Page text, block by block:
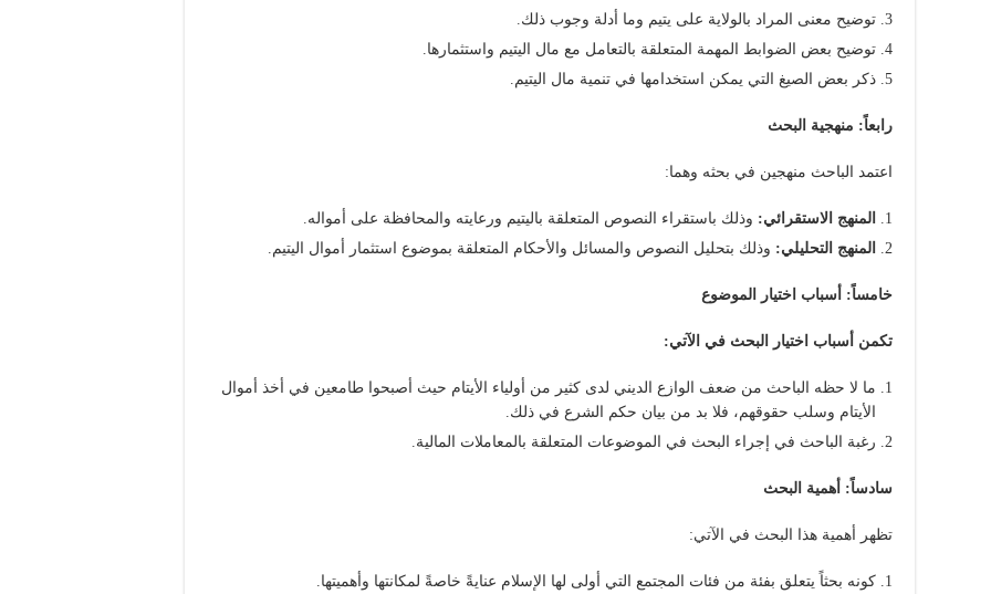
توضيح معنى المراد بالولاية على يتيم وما أدلة وجوب ذلك.
توضيح بعض الضوابط المهمة المتعلقة بالتعامل مع مال اليتيم واستثمارها.
ذكر بعض الصيغ التي يمكن استخدامها في تنمية مال اليتيم.
رابعاً: منهجية البحث
اعتمد الباحث منهجين في بحثه وهما:
المنهج الاستقرائي: وذلك باستقراء النصوص المتعلقة باليتيم ورعايته والمحافظة على أمواله.
المنهج التحليلي: وذلك بتحليل النصوص والمسائل والأحكام المتعلقة بموضوع استثمار أموال اليتيم.
خامساً: أسباب اختيار الموضوع
تكمن أسباب اختيار البحث في الآتي:
ما لا حظه الباحث من ضعف الوازع الديني لدى كثير من أولياء الأيتام حيث أصبحوا طامعين في أخذ أموال
الأيتام وسلب حقوقهم، فلا بد من بيان حكم الشرع في ذلك.
رغبة الباحث في إجراء البحث في الموضوعات المتعلقة بالمعاملات المالية.
سادساً: أهمية البحث
تظهر أهمية هذا البحث في الآتي:
كونه بحثاً يتعلق بفئة من فئات المجتمع التي أولى لها الإسلام عنايةً خاصةً لمكانتها وأهميتها.